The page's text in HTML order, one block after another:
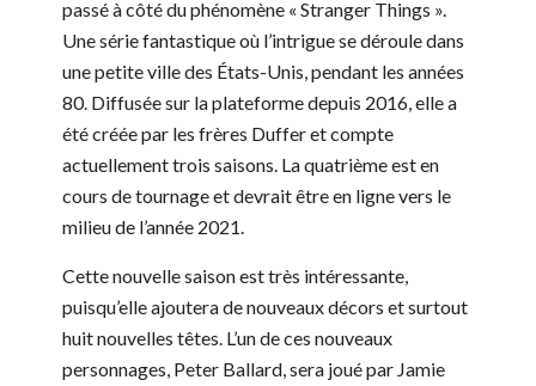
passé à côté du phénomène « Stranger Things ».
Une série fantastique où l’intrigue se déroule dans
une petite ville des États-Unis, pendant les années
80. Diffusée sur la plateforme depuis 2016, elle a
été créée par les frères Duffer et compte
actuellement trois saisons. La quatrième est en
cours de tournage et devrait être en ligne vers le
milieu de l’année 2021.
Cette nouvelle saison est très intéressante,
puisqu’elle ajoutera de nouveaux décors et surtout
huit nouvelles têtes. L’un de ces nouveaux
personnages, Peter Ballard, sera joué par Jamie